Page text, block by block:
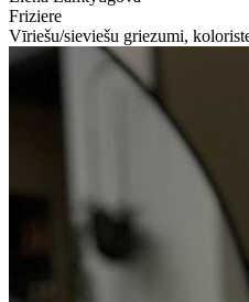
Friziere
Vīriešu/sieviešu griezumi,